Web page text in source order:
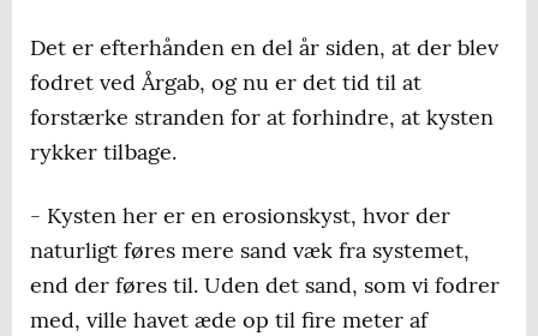
Det er efterhånden en del år siden, at der blev
fodret ved Årgab, og nu er det tid til at
forstærke stranden for at forhindre, at kysten
rykker tilbage.
- Kysten her er en erosionskyst, hvor der
naturligt føres mere sand væk fra systemet,
end der føres til. Uden det sand, som vi fodrer
med, ville havet æde op til fire meter af